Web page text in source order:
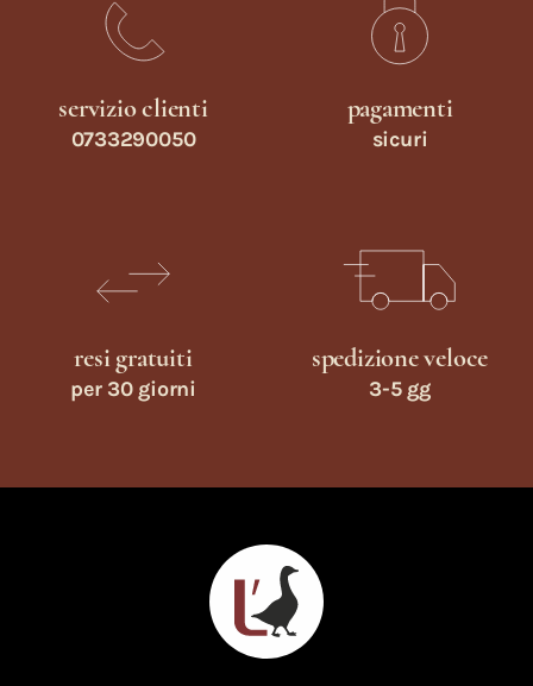
servizio clienti
0733290050
pagamenti
sicuri
resi gratuiti
per 30 giorni
spedizione veloce
3-5 gg